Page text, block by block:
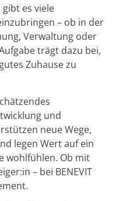
es viele
– ob in der
Verwaltung oder
trägt dazu bei,
Zuhause zu
und
neue Wege,
legen Wert auf ein
wohlfühlen. Ob mit
– bei BENEVIT